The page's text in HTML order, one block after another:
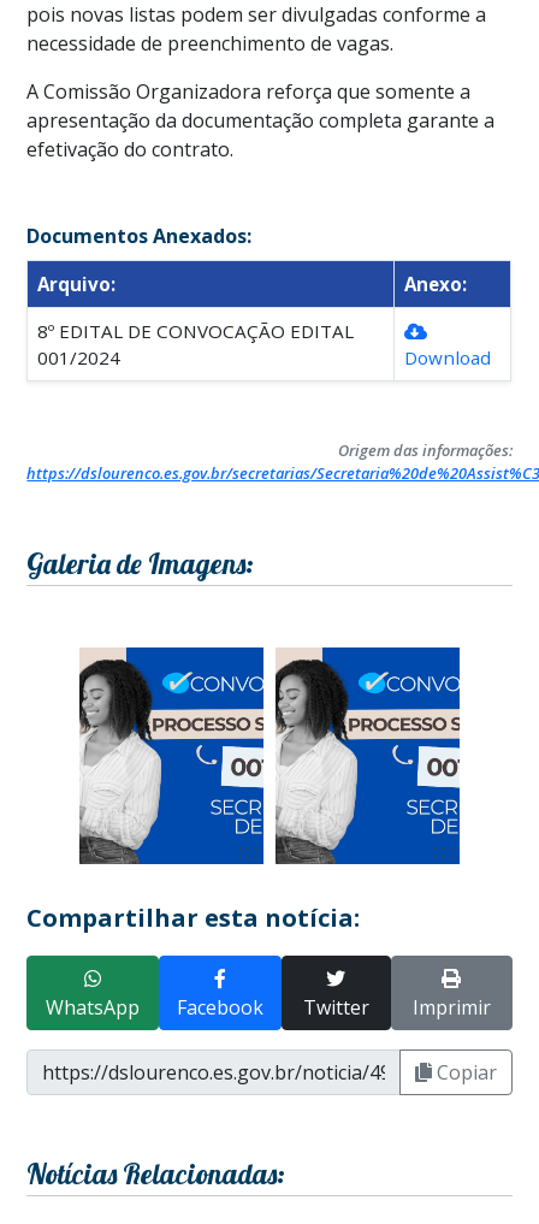
pois novas listas podem ser divulgadas conforme a
necessidade de preenchimento de vagas.
A Comissão Organizadora reforça que somente a
apresentação da documentação completa garante a
efetivação do contrato.
Documentos Anexados:
Arquivo:
Anexo:
8º EDITAL DE CONVOCAÇÃO EDITAL
001/2024
Download
Origem das informações:
https://dslourenco.es.gov.br/secretarias/
Galeria de Imagens:
Compartilhar esta notícia:
WhatsApp Facebook Twitter Imprimir
Copiar
Notícias Relacionadas: